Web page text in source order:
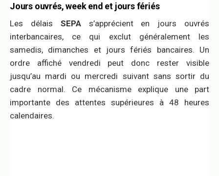
Jours ouvrés, week end et jours fériés
Les délais SEPAs’apprécient en jours ouvrés
interbancaires, ce qui exclut généralement les
samedis, dimanches et jours fériés bancaires. Un
ordre affiché vendredi peut donc rester visible
jusqu’au mardi ou mercredi suivant sans sortir du
cadre normal. Ce mécanisme explique une part
importante des attentes supérieures à 48 heures
calendaires.